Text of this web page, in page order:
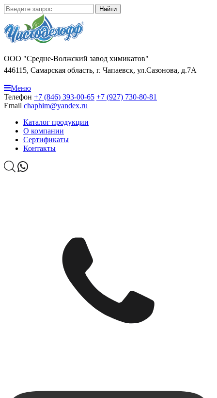
Найти
ООО "Средне-Волжский завод химикатов"
446115, Самарская область, г. Чапаевск, ул.Сазонова, д.7А
Меню
Телефон +7 (846) 393-00-65 +7 (927) 730-80-81
Email chaphim@yandex.ru
Каталог продукции
О компании
Сертификаты
Контакты